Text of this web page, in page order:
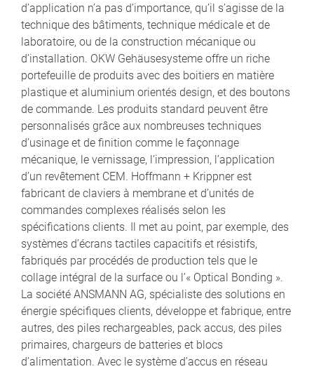
d’application n’a pas d’importance, qu’il s’agisse de la
technique des bâtiments, technique médicale et de
laboratoire, ou de la construction mécanique ou
d’installation. OKW Gehäusesysteme offre un riche
portefeuille de produits avec des boitiers en matière
plastique et aluminium orientés design, et des boutons
de commande. Les produits standard peuvent être
personnalisés grâce aux nombreuses techniques
d’usinage et de finition comme le façonnage
mécanique, le vernissage, l’impression, l’application
d’un revêtement CEM. Hoffmann + Krippner est
fabricant de claviers à membrane et d’unités de
commandes complexes réalisés selon les
spécifications clients. Il met au point, par exemple, des
systèmes d’écrans tactiles capacitifs et résistifs,
fabriqués par procédés de production tels que le
collage intégral de la surface ou l’« Optical Bonding ».
La société ANSMANN AG, spécialiste des solutions en
énergie spécifiques clients, développe et fabrique, entre
autres, des piles rechargeables, pack accus, des piles
primaires, chargeurs de batteries et blocs
d’alimentation. Avec le système d’accus en réseau